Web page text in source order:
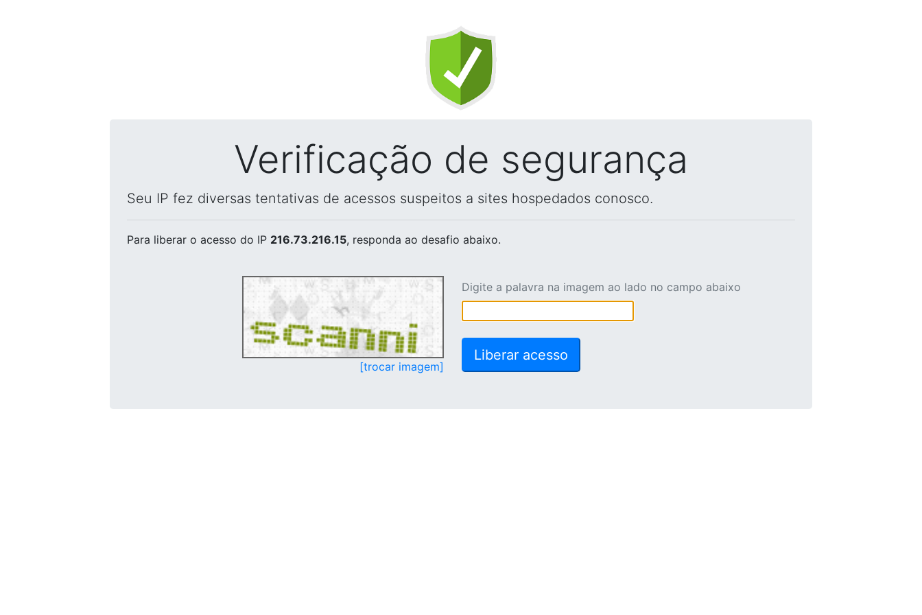
Verificação de segurança
Seu IP fez diversas tentativas de acessos suspeitos a sites hospedados conosco.
Para liberar o acesso do IP 216.73.216.15, responda ao desafio abaixo.
[trocar imagem]
Digite a palavra na imagem ao lado no campo abaixo